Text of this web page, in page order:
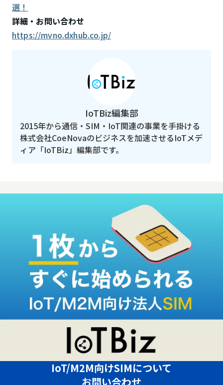
選！
詳細・お問い合わせ
https://mvno.dxhub.co.jp/
IoTBiz編集部
2015年から通信・SIM・IoT関連の事業を手掛ける
株式会社CoeNovaのビジネスを加速させるIoTメデ
ィア「IoTBiz」編集部です。
IoT/M2M向けSIMについて
お問い合わせ